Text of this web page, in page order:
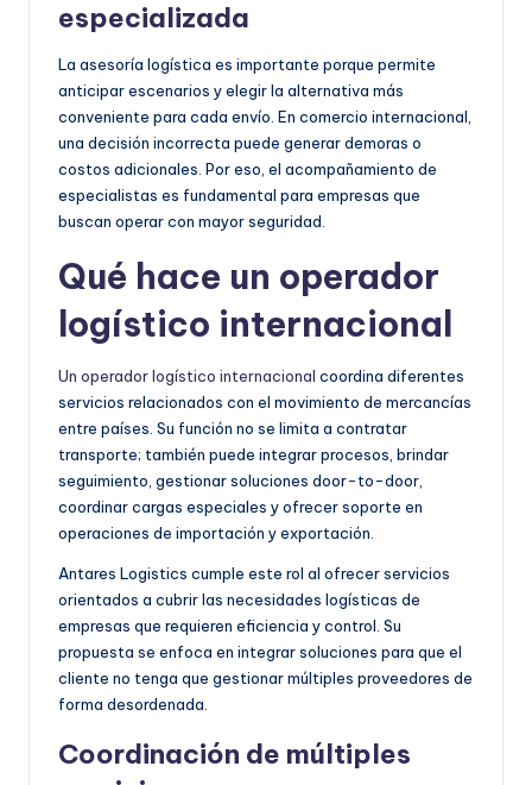
especializada
La asesoría logística es importante porque permite
anticipar escenarios y elegir la alternativa más
conveniente para cada envío. En comercio internacional,
una decisión incorrecta puede generar demoras o
costos adicionales. Por eso, el acompañamiento de
especialistas es fundamental para empresas que
buscan operar con mayor seguridad.
Qué hace un operador
logístico internacional
Un operador logístico internacional coordina diferentes
servicios relacionados con el movimiento de mercancías
entre países. Su función no se limita a contratar
transporte; también puede integrar procesos, brindar
seguimiento, gestionar soluciones door-to-door,
coordinar cargas especiales y ofrecer soporte en
operaciones de importación y exportación.
Antares Logistics cumple este rol al ofrecer servicios
orientados a cubrir las necesidades logísticas de
empresas que requieren eficiencia y control. Su
propuesta se enfoca en integrar soluciones para que el
cliente no tenga que gestionar múltiples proveedores de
forma desordenada.
Coordinación de múltiples